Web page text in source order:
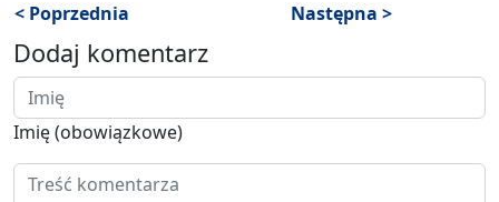
< Poprzednia Następna >
Dodaj komentarz
Imię (obowiązkowe)